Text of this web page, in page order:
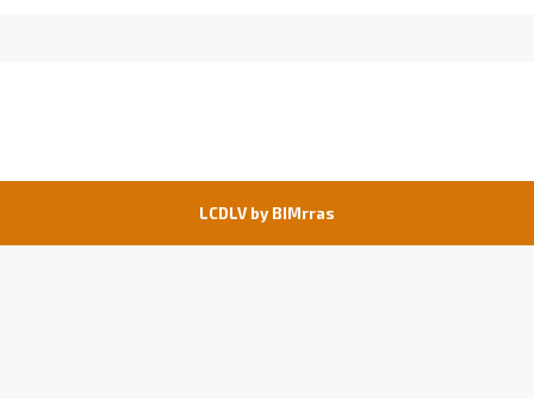
LCDLV by BIMrras